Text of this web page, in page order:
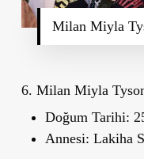
Milan Miyla
6. Milan Miyla
Doğum Tarihi:
Annesi: Lakiha